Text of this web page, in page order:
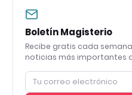
Boletín Magisterio
Recibe gratis cada
noticias más importantes